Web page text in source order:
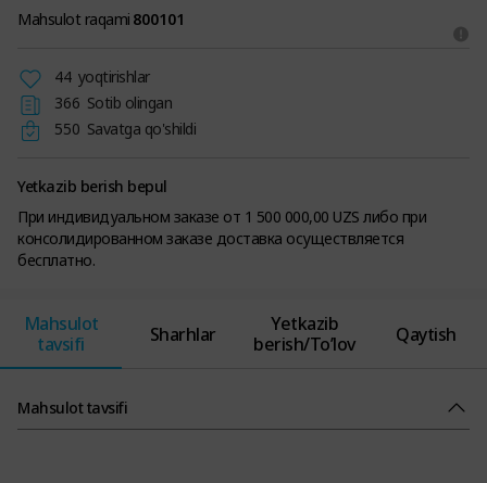
Mahsulot raqami 800101
44 yoqtirishlar
366 Sotib olingan
550 Savatga qo'shildi
Yetkazib berish bepul
При индивидуальном заказе от 1 500 000,00 UZS либо при
консолидированном заказе доставка осуществляется
бесплатно.
Mahsulot
tavsifi
Sharhlar
Yetkazib
berish/To’lov
Qaytish
Mahsulot tavsifi